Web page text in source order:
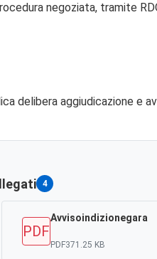
negoziata, tramite
delibera aggiudicazione e
4
PDF
Avvisoindizionegara
PDF371.25 KB